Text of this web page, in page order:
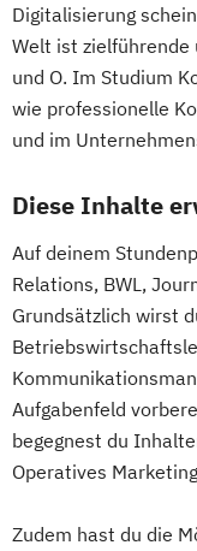
Digitalisierung
Welt ist zielführende
und O. Im Studium
wie professionelle
und im
Diese Inhalte
Auf deinem
Relations, BWL,
Grundsätzlich wirst
Aufgabenfeld
begegnest du
Operatives
Zudem hast du die